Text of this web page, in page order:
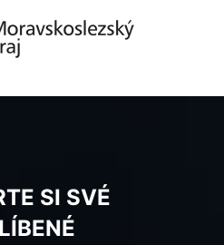
SI SVÉ